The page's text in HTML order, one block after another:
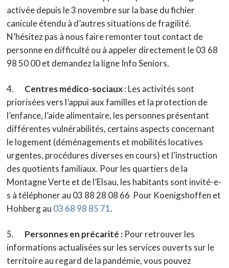
activée depuis le 3 novembre sur la base du fichier
canicule étendu à d’autres situations de fragilité.
N’hésitez pas à nous faire remonter tout contact de
personne en difficulté ou à appeler directement le 03 68
98 50 00 et demandez la ligne Info Seniors.
4. Centres médico-sociaux: Les activités sont
priorisées vers l’appui aux familles et la protection de
l’enfance, l’aide alimentaire, les personnes présentant
différentes vulnérabilités, certains aspects concernant
le logement (déménagements et mobilités locatives
urgentes, procédures diverses en cours) et l’instruction
des quotients familiaux. Pour les quartiers de la
Montagne Verte et de l’Elsau, les habitants sont invité-e-
s à téléphoner au 03 88 28 08 66 Pour Koenigshoffen et
Hohberg au 03 68 98 85 71.
5. Personnes en précarité : Pour retrouver les
informations actualisées sur les services ouverts sur le
territoire au regard de la pandémie, vous pouvez